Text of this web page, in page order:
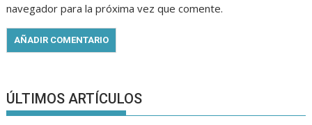
navegador para la próxima vez que comente.
ÚLTIMOS ARTÍCULOS